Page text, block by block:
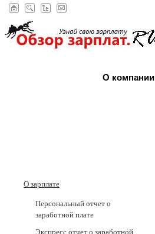
О компании
О зарплате
Персональный отчет о
заработной плате
Экспресс отчет о заработной